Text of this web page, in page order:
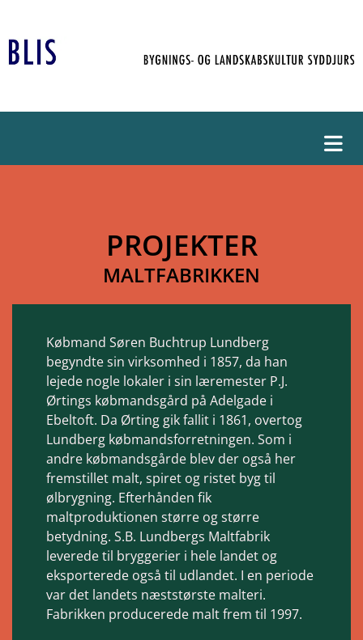
PROJEKTER
MALTFABRIKKEN
Købmand Søren Buchtrup Lundberg
begyndte sin virksomhed i 1857, da han
lejede nogle lokaler i sin læremester P.J.
Ørtings købmandsgård på Adelgade i
Ebeltoft. Da Ørting gik fallit i 1861, overtog
Lundberg købmandsforretningen. Som i
andre købmandsgårde blev der også her
fremstillet malt, spiret og ristet byg til
ølbrygning. Efterhånden fik
maltproduktionen større og større
betydning. S.B. Lundbergs Maltfabrik
leverede til bryggerier i hele landet og
eksporterede også til udlandet. I en periode
var det landets næststørste malteri.
Fabrikken producerede malt frem til 1997.